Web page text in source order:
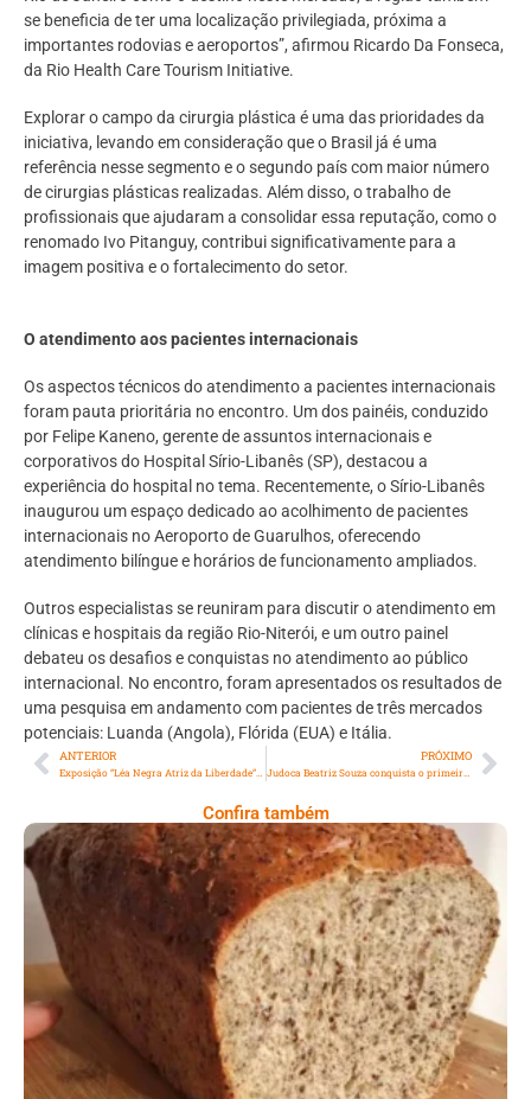
se beneficia de ter uma localização privilegiada, próxima a
importantes rodovias e aeroportos”, afirmou Ricardo Da Fonseca,
da Rio Health Care Tourism Initiative.
Explorar o campo da cirurgia plástica é uma das prioridades da
iniciativa, levando em consideração que o Brasil já é uma
referência nesse segmento e o segundo país com maior número
de cirurgias plásticas realizadas. Além disso, o trabalho de
profissionais que ajudaram a consolidar essa reputação, como o
renomado Ivo Pitanguy, contribui significativamente para a
imagem positiva e o fortalecimento do setor.
O atendimento aos pacientes internacionais
Os aspectos técnicos do atendimento a pacientes internacionais
foram pauta prioritária no encontro. Um dos painéis, conduzido
por Felipe Kaneno, gerente de assuntos internacionais e
corporativos do Hospital Sírio-Libanês (SP), destacou a
experiência do hospital no tema. Recentemente, o Sírio-Libanês
inaugurou um espaço dedicado ao acolhimento de pacientes
internacionais no Aeroporto de Guarulhos, oferecendo
atendimento bilíngue e horários de funcionamento ampliados.
Outros especialistas se reuniram para discutir o atendimento em
clínicas e hospitais da região Rio-Niterói, e um outro painel
debateu os desafios e conquistas no atendimento ao público
internacional. No encontro, foram apresentados os resultados de
uma pesquisa em andamento com pacientes de três mercados
potenciais: Luanda (Angola), Flórida (EUA) e Itália.
ANTERIOR
Exposição “Léa Negra Atriz da Liberdade” na Câmara Municipal
PRÓXIMO
Judoca Beatriz Souza conquista o primeiro ouro brasileiro em Paris
Confira também
Comer Bem: Pão Low Carb